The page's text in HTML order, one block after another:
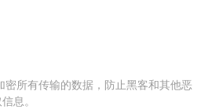
密所有传输的数据，防止黑客和其他恶
息。